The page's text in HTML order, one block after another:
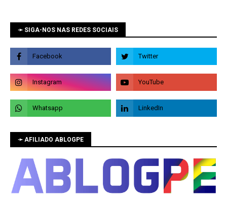
➛ SIGA-NOS NAS REDES SOCIAIS
➛ AFILIADO ABLOGPE